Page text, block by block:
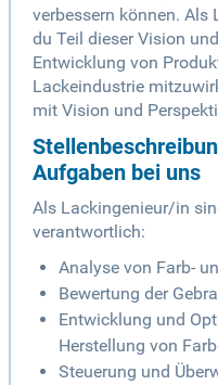
verbessern können.
du Teil dieser Vision
Entwicklung von
Lackeindustrie
mit Vision und
Aufgaben bei uns
Als Lackingenieur/in
verantwortlich:
Analyse von Farb-
Bewertung der
Entwicklung und
Herstellung von
Steuerung und